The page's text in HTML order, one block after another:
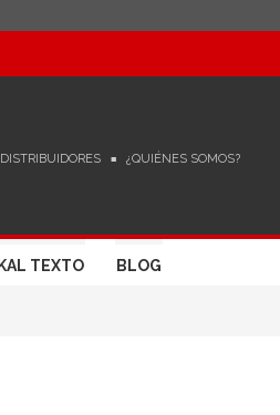
DISTRIBUIDORES ¿QUIÉNES SOMOS?
TEXTO BLOG